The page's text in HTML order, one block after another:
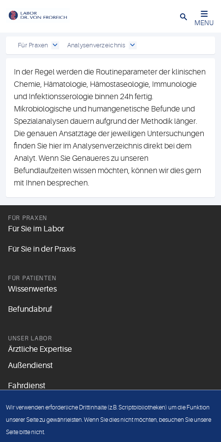
Close
MENU
Für Praxen Analysenverzeichnis
In der Regel werden die Routineparameter der klinischen
Chemie, Hämatologie, Hämostaseologie, Immunologie
und Infektionsserologie binnen 24h fertig.
Mikrobiologische und humangenetische Befunde und
Spezialanalysen dauern aufgrund der Methodik länger.
Die genauen Ansatztage der jeweiligen Untersuchungen
finden Sie hier im Analysenverzeichnis direkt bei dem
Analyt. Wenn Sie Genaueres zu unseren
Befundlaufzeiten wissen möchten, können wir dies gern
mit Ihnen besprechen.
FÜR PRAXEN
Für Sie im Labor
Für Sie in der Praxis
FÜR PATIENTEN
Wissenwertes
Befundabruf
UNSER LABOR
Ärztliche Expertise
Außendienst
Fahrdienst
Unsere Grundsätze
Wir verwenden erforderliche Drittinhalte (z.B. Scriptbibliotheken) um die Funktion
unserer Seite zu gewährleisten. Wenn Sie dies nicht möchten, besuchen Sie unsere
Seite bitte nicht.